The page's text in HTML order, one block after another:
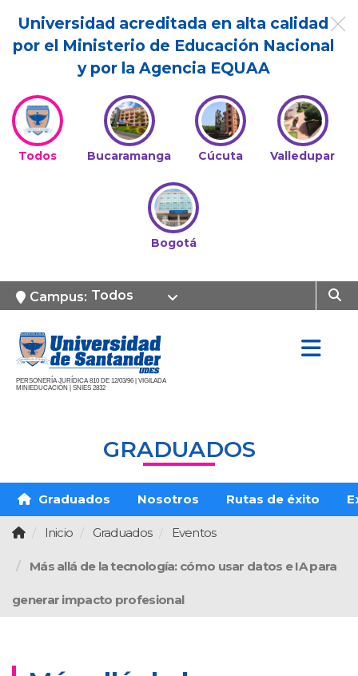
Universidad acreditada en alta calidad
por el Ministerio de Educación Nacional
y por la Agencia EQUAA
Todos Bucaramanga Cúcuta Valledupar
Bogotá
Campus: Todos
PERSONERÍA JURÍDICA 810 DE 12/03/96 | VIGILADA
MINIEDUCACIÓN | SNIES 2832
GRADUADOS
Graduados Nosotros Rutas de éxito
Inicio Graduados Eventos
Más allá de la tecnología: cómo usar datos e IA para
generar impacto profesional